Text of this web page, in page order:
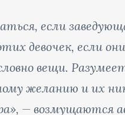
если
девочек, если
вещи.
желанию и их
— возмущаются